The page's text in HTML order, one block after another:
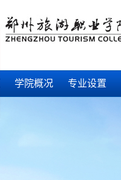
学院概况 专业设置